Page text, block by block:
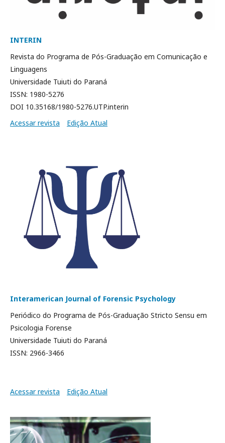
INTERIN
Revista do Programa de Pós-Graduação em Comunicação e
Linguagens
Universidade Tuiuti do Paraná
ISSN: 1980-5276
DOI 10.35168/1980-5276.UTP.interin
Acessar revista
Edição Atual
Interamerican Journal of Forensic Psychology
Periódico do Programa de Pós-Graduação Stricto Sensu em
Psicologia Forense
Universidade Tuiuti do Paraná
ISSN: 2966-3466
Acessar revista Edição Atual